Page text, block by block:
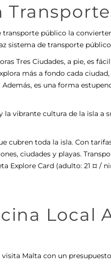
público la
sistema de transporte
Tres Ciudades, a pie, es
más a fondo cada
es una forma
vibrante cultura de la isla a
cubren toda la isla. Con
ciudades y playas.
Explore Card (adulto: 21 ¤ /
Local
Malta con un